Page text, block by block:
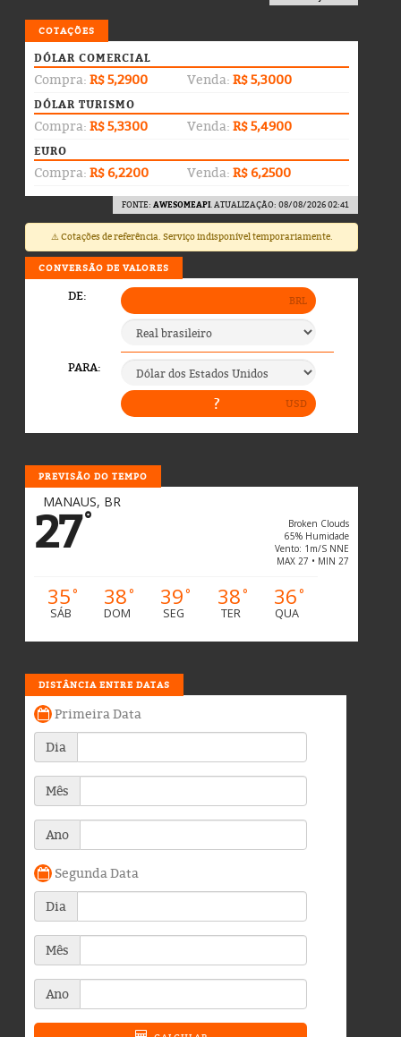
COTAÇÕES
DÓLAR COMERCIAL
Compra: R$ 5,2900 Venda: R$ 5,3000
DÓLAR TURISMO
Compra: R$ 5,3300 Venda: R$ 5,4900
EURO
Compra: R$ 6,2200 Venda: R$ 6,2500
FONTE: AWESOMEAPI. ATUALIZAÇÃO: 08/08/2026 02:41
⚠️ Cotações de referência. Serviço indisponível temporariamente.
CONVERSÃO DE VALORES
PREVISÃO DO TEMPO
MANAUS, BR
27°
Broken Clouds
65% Humidade
Vento: 1m/s NNE
MAX 27 • MIN 27
35°
SÁB
38°
DOM
39°
SEG
38°
TER
36°
QUA
DISTÂNCIA ENTRE DATAS